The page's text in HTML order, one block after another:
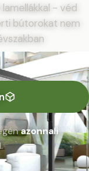
- véd
bútorokat nem
azonnali